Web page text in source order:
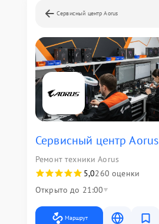
Сервисный центр Aorus
Сервисный центр Aorus
Ремонт техники Aorus
5,0260 оценки
Открыто до 21:00
Маршрут